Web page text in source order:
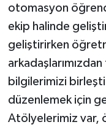
otomasyon
ekip halinde
geliştirirken
bilgilerimizi
düzenlemek için
Atölyelerimiz var,